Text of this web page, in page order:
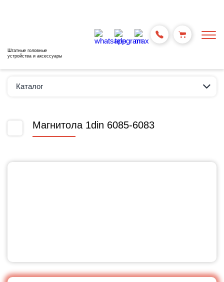
Штатные головные
устройства и аксессуары
Каталог
Магнитола 1din 6085-6083